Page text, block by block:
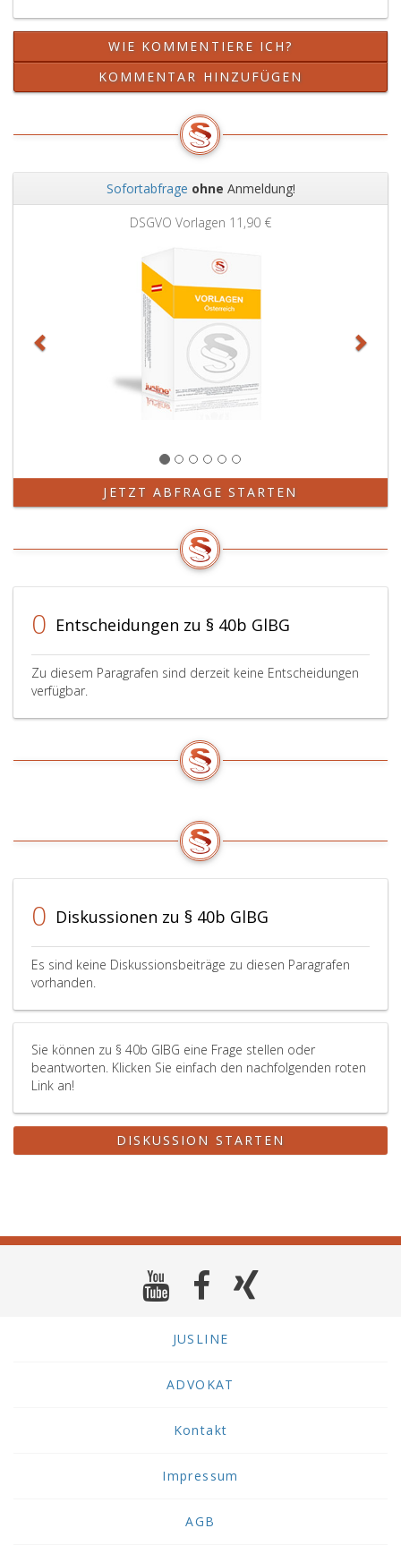
WIE KOMMENTIERE ICH?
KOMMENTAR HINZUFÜGEN
Sofortabfrage ohne Anmeldung!
DSGVO Vorlagen 11,90 €
JETZT ABFRAGE STARTEN
0 Entscheidungen zu § 40b GlBG
Zu diesem Paragrafen sind derzeit keine Entscheidungen
verfügbar.
0 Diskussionen zu § 40b GlBG
Es sind keine Diskussionsbeiträge zu diesen Paragrafen
vorhanden.
Sie können zu § 40b GlBG eine Frage stellen oder
beantworten. Klicken Sie einfach den nachfolgenden roten
Link an!
DISKUSSION STARTEN
JUSLINE
ADVOKAT
Kontakt
Impressum
AGB